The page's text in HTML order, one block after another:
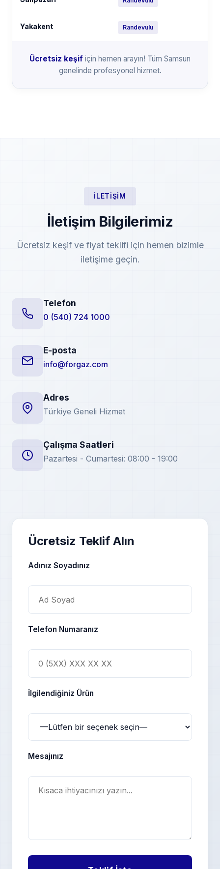
Yakakent Randevulu
Ücretsiz keşif için hemen arayın! Tüm Samsun
genelinde profesyonel hizmet.
İLETIŞIM
İletişim Bilgilerimiz
Ücretsiz keşif ve fiyat teklifi için hemen bizimle
iletişime geçin.
Telefon
0 (540) 724 1000
E-posta
info@forgaz.com
Adres
Türkiye Geneli Hizmet
Çalışma Saatleri
Pazartesi - Cumartesi: 08:00 - 19:00
Ücretsiz Teklif Alın
Adınız Soyadınız
Telefon Numaranız
İlgilendiğiniz Ürün
Mesajınız